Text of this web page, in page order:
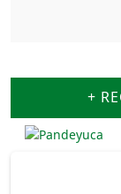
+